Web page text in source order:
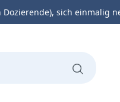
sich einmalig